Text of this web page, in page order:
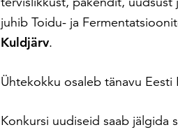
juhib Toidu- ja
Kuldjärv.
Ühtekokku osaleb tänavu
Konkursi uudiseid saab jälgida